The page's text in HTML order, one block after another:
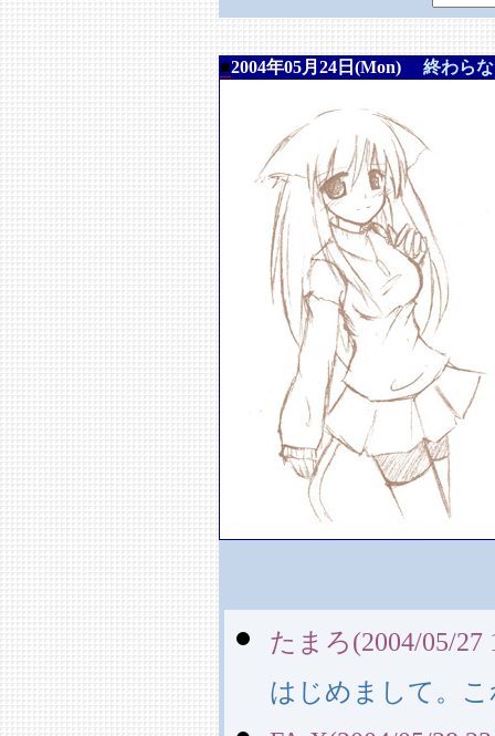
■2004年05月24日(Mon) 終わら
たまろ(2004/05/27
はじめまして。